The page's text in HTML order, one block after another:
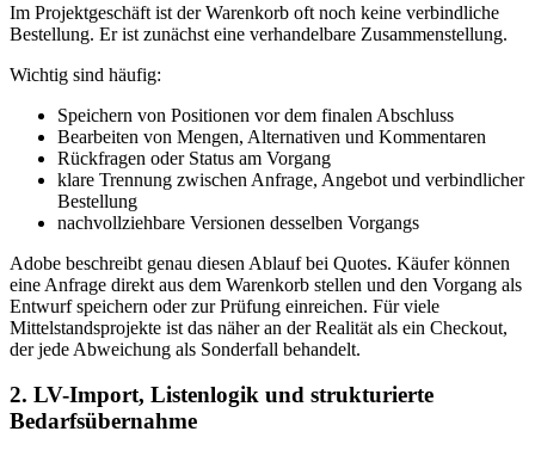
Im Projektgeschäft ist der Warenkorb oft noch keine verbindliche
Bestellung. Er ist zunächst eine verhandelbare Zusammenstellung.
Wichtig sind häufig:
Speichern von Positionen vor dem finalen Abschluss
Bearbeiten von Mengen, Alternativen und Kommentaren
Rückfragen oder Status am Vorgang
klare Trennung zwischen Anfrage, Angebot und verbindlicher
Bestellung
nachvollziehbare Versionen desselben Vorgangs
Adobe beschreibt genau diesen Ablauf bei Quotes. Käufer können
eine Anfrage direkt aus dem Warenkorb stellen und den Vorgang als
Entwurf speichern oder zur Prüfung einreichen. Für viele
Mittelstandsprojekte ist das näher an der Realität als ein Checkout,
der jede Abweichung als Sonderfall behandelt.
2. LV-Import, Listenlogik und strukturierte
Bedarfsübernahme